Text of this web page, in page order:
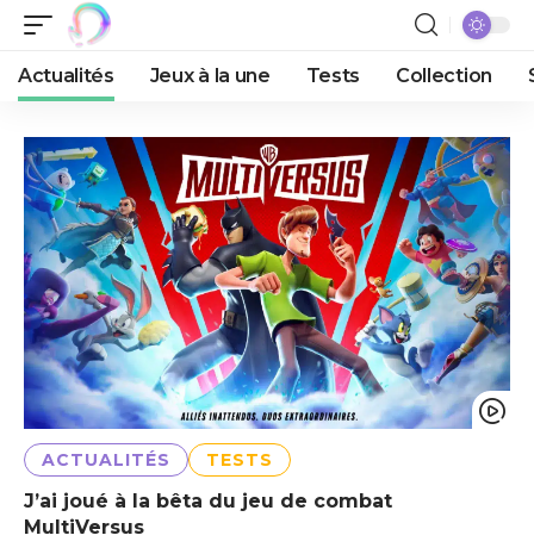
Actualités Jeux à la une Tests Collection
ACTUALITÉS TESTS
J’ai joué à la bêta du jeu de combat
MultiVersus